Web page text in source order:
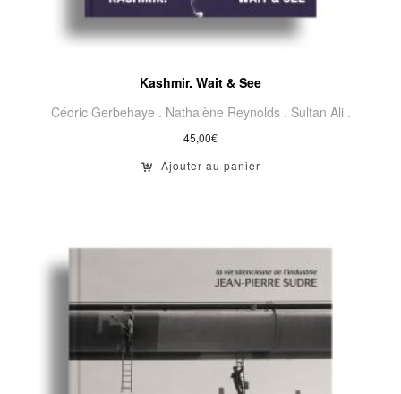
Kashmir. Wait & See
Cédric Gerbehaye . Nathalène Reynolds . Sultan Ali .
45,00€
Ajouter au panier